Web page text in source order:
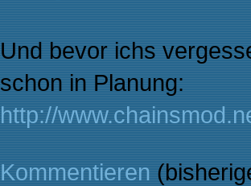
Und bevor ichs
schon in Planung:
http://
Kommentieren